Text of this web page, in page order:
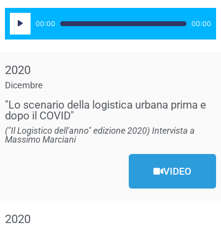
Player
00:00 00:00
2020
Dicembre
"Lo scenario della logistica urbana prima e
dopo il COVID"
("Il Logistico dell'anno" edizione 2020) Intervista a
Massimo Marciani
VIDEO
2020